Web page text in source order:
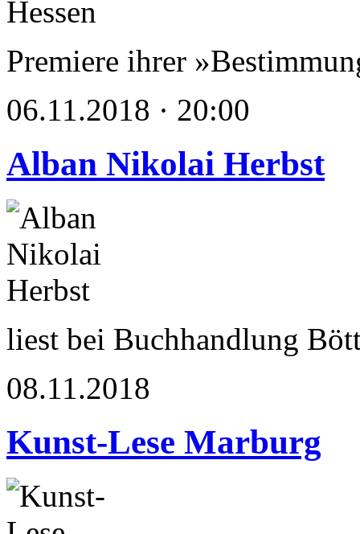
Premiere ihrer
06.11.2018 · 20:00
Alban Nikolai Herbst
liest bei Buchhandlung
08.11.2018
Kunst-Lese Marburg